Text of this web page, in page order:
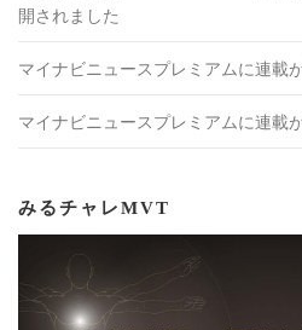
開されました
マイナビニュースプレミアムに連載
マイナビニュースプレミアムに連載
みるチャレMVT